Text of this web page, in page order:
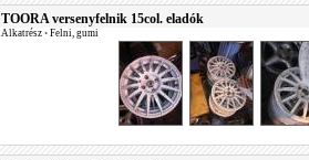
TOORA versenyfelnik 15col. eladók
Alkatrész • Felni, gumi